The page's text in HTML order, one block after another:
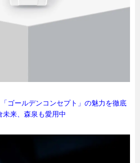
ゴールデンコンセプト」の魅力を徹底
未来、森泉も愛用中